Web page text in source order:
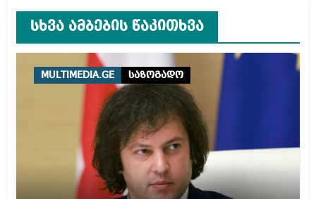
სხვა ამბების წაკითხვა
MULTIMEDIA.GE საზოგადო